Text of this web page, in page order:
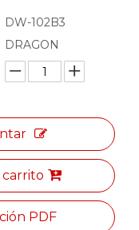
DW-102B3
DRAGON
carrito
PDF